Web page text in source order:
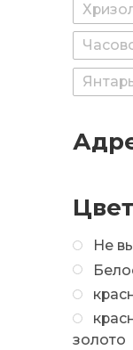
Цвет
Не
золото